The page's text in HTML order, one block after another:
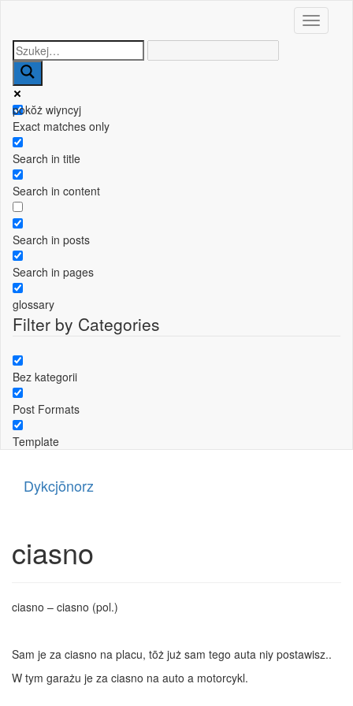
Toggle
pokŏż wiyncyj
Exact matches only
Search in title
Search in content
Search in posts
Search in pages
glossary
Filter by Categories
Bez kategorii
Post Formats
Template
Dykcjōnorz
ciasno
ciasno – ciasno (pol.)
Sam je za ciasno na placu, tōż już sam tego auta niy postawisz..
W tym garażu je za ciasno na auto a motorcykl.